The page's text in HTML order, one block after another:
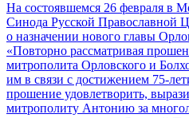
На состоявшемся 26 февраля в
Синода Русской Православной
о назначении нового главы
«Повторно рассматривая
митрополита Орловского и
им в связи с достижением 75-
прошение удовлетворить,
митрополиту Антонию за